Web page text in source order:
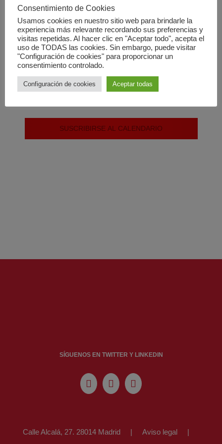
No hay ningún evento este día.
Jul Este mes
SUSCRIBIRSE AL CALENDARIO
SÍGUENOS EN TWITTER Y LINKEDIN
Calle Alcalá, 27. 28014 Madrid Aviso legal
Consentimiento de Cookies
Usamos cookies en nuestro sitio web para brindarle la
experiencia más relevante recordando sus preferencias y
visitas repetidas. Al hacer clic en "Aceptar todo", acepta el
uso de TODAS las cookies. Sin embargo, puede visitar
"Configuración de cookies" para proporcionar un
consentimiento controlado.
Configuración de cookies Aceptar todas